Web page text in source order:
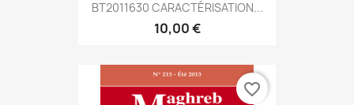
BT2011630 CARACTÉRISATION...
10,00 €
favorite_border